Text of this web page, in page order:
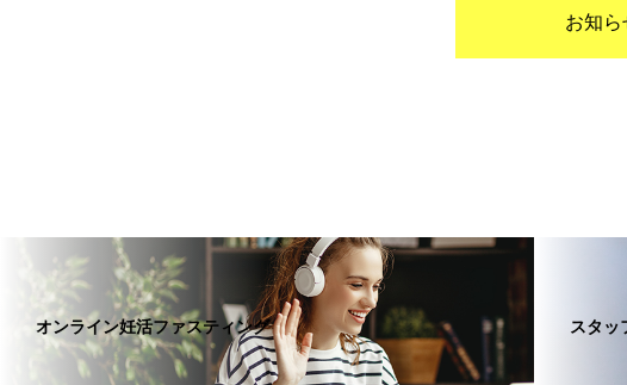
お知ら
オンライン妊活ファスティング スタッ